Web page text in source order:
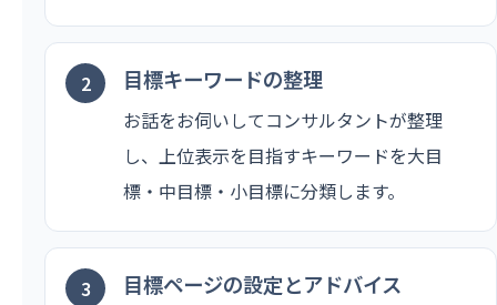
目標キーワードの整理
お話をお伺いしてコンサルタントが整理
し、上位表示を目指すキーワードを大目
標・中目標・小目標に分類します。
目標ページの設定とアドバイス